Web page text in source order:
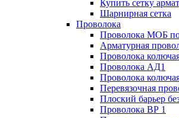
Купить сетку
Шарнирная сетка
Проволока
Проволока МОБ
Арматурная
Проволока
Проволока АД1
Проволока
Перевязочная
Плоский барьер
Проволока ВР 1